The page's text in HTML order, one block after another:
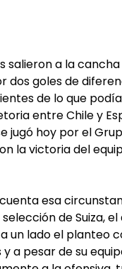
salieron a la
dos goles de
de lo que
entre Chile y
jugó hoy por el
la victoria del
esa
de Suiza,
un lado el planteo
a pesar de su